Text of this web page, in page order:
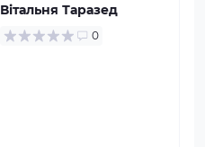
Вітальня Таразед
0